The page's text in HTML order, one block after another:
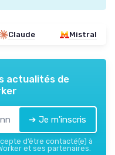
Claude Mistral
actualités de
➔ Je m'inscris
d’être contacté(e) à
et ses partenaires.